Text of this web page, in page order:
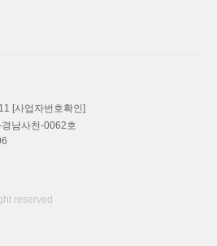
[사업자번호확인]
남사천-0062호
reserved